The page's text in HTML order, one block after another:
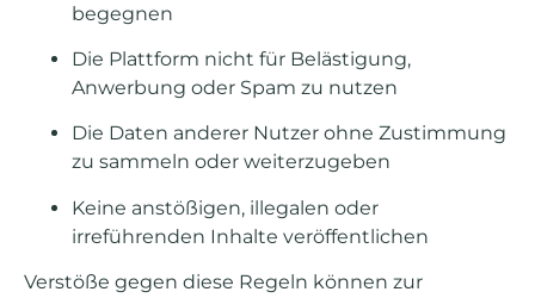
begegnen
Die Plattform nicht für Belästigung,
Anwerbung oder Spam zu nutzen
Die Daten anderer Nutzer ohne Zustimmung
zu sammeln oder weiterzugeben
Keine anstößigen, illegalen oder
irreführenden Inhalte veröffentlichen
Verstöße gegen diese Regeln können zur